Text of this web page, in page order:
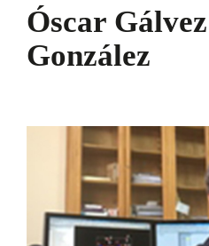
Óscar Gálvez
González